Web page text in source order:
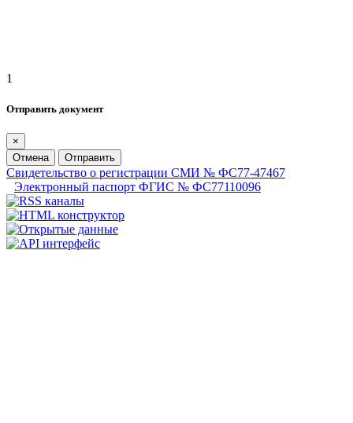
1
Отправить документ
×
Отмена
Отправить
Свидетельство о регистрации СМИ № ФС77-47467
Электронный паспорт ФГИС № ФС77110096